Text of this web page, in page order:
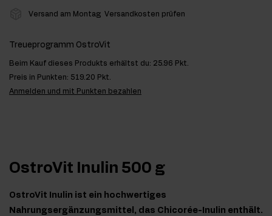
Versand am Montag Versandkosten prüfen
Treueprogramm OstroVit
Beim Kauf dieses Produkts erhältst du: 25.96 Pkt.
Preis in Punkten: 519.20 Pkt.
Anmelden und mit Punkten bezahlen
OstroVit Inulin 500 g
OstroVit Inulin ist ein hochwertiges
Nahrungsergänzungsmittel, das Chicorée-Inulin enthält.